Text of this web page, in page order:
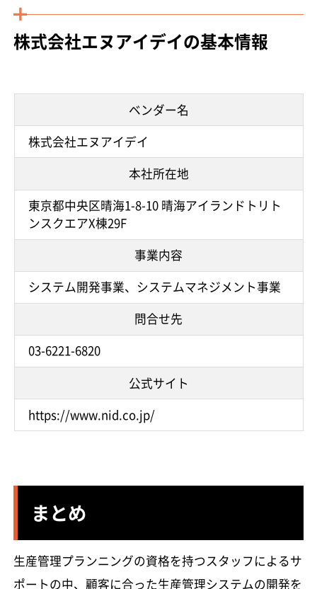
株式会社エヌアイデイの基本情報
ベンダー名
株式会社エヌアイデイ
本社所在地
東京都中央区晴海1-8-10 晴海アイランドトリト
ンスクエアX棟29F
事業内容
システム開発事業、システムマネジメント事業
問合せ先
03-6221-6820
公式サイト
https://www.nid.co.jp/
まとめ
生産管理プランニングの資格を持つスタッフによるサ
ポートの中、顧客に合った生産管理システムの開発を